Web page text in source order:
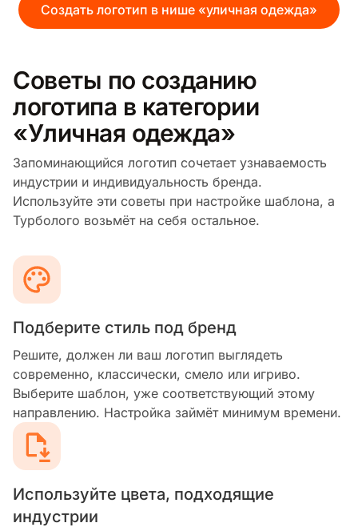
Создать логотип в нише «уличная одежда»
Советы по созданию
логотипа в категории
«Уличная одежда»
Запоминающийся логотип сочетает узнаваемость
индустрии и индивидуальность бренда.
Используйте эти советы при настройке шаблона, а
Турболого возьмёт на себя остальное.
Подберите стиль под бренд
Решите, должен ли ваш логотип выглядеть
современно, классически, смело или игриво.
Выберите шаблон, уже соответствующий этому
направлению. Настройка займёт минимум времени.
Используйте цвета, подходящие
индустрии